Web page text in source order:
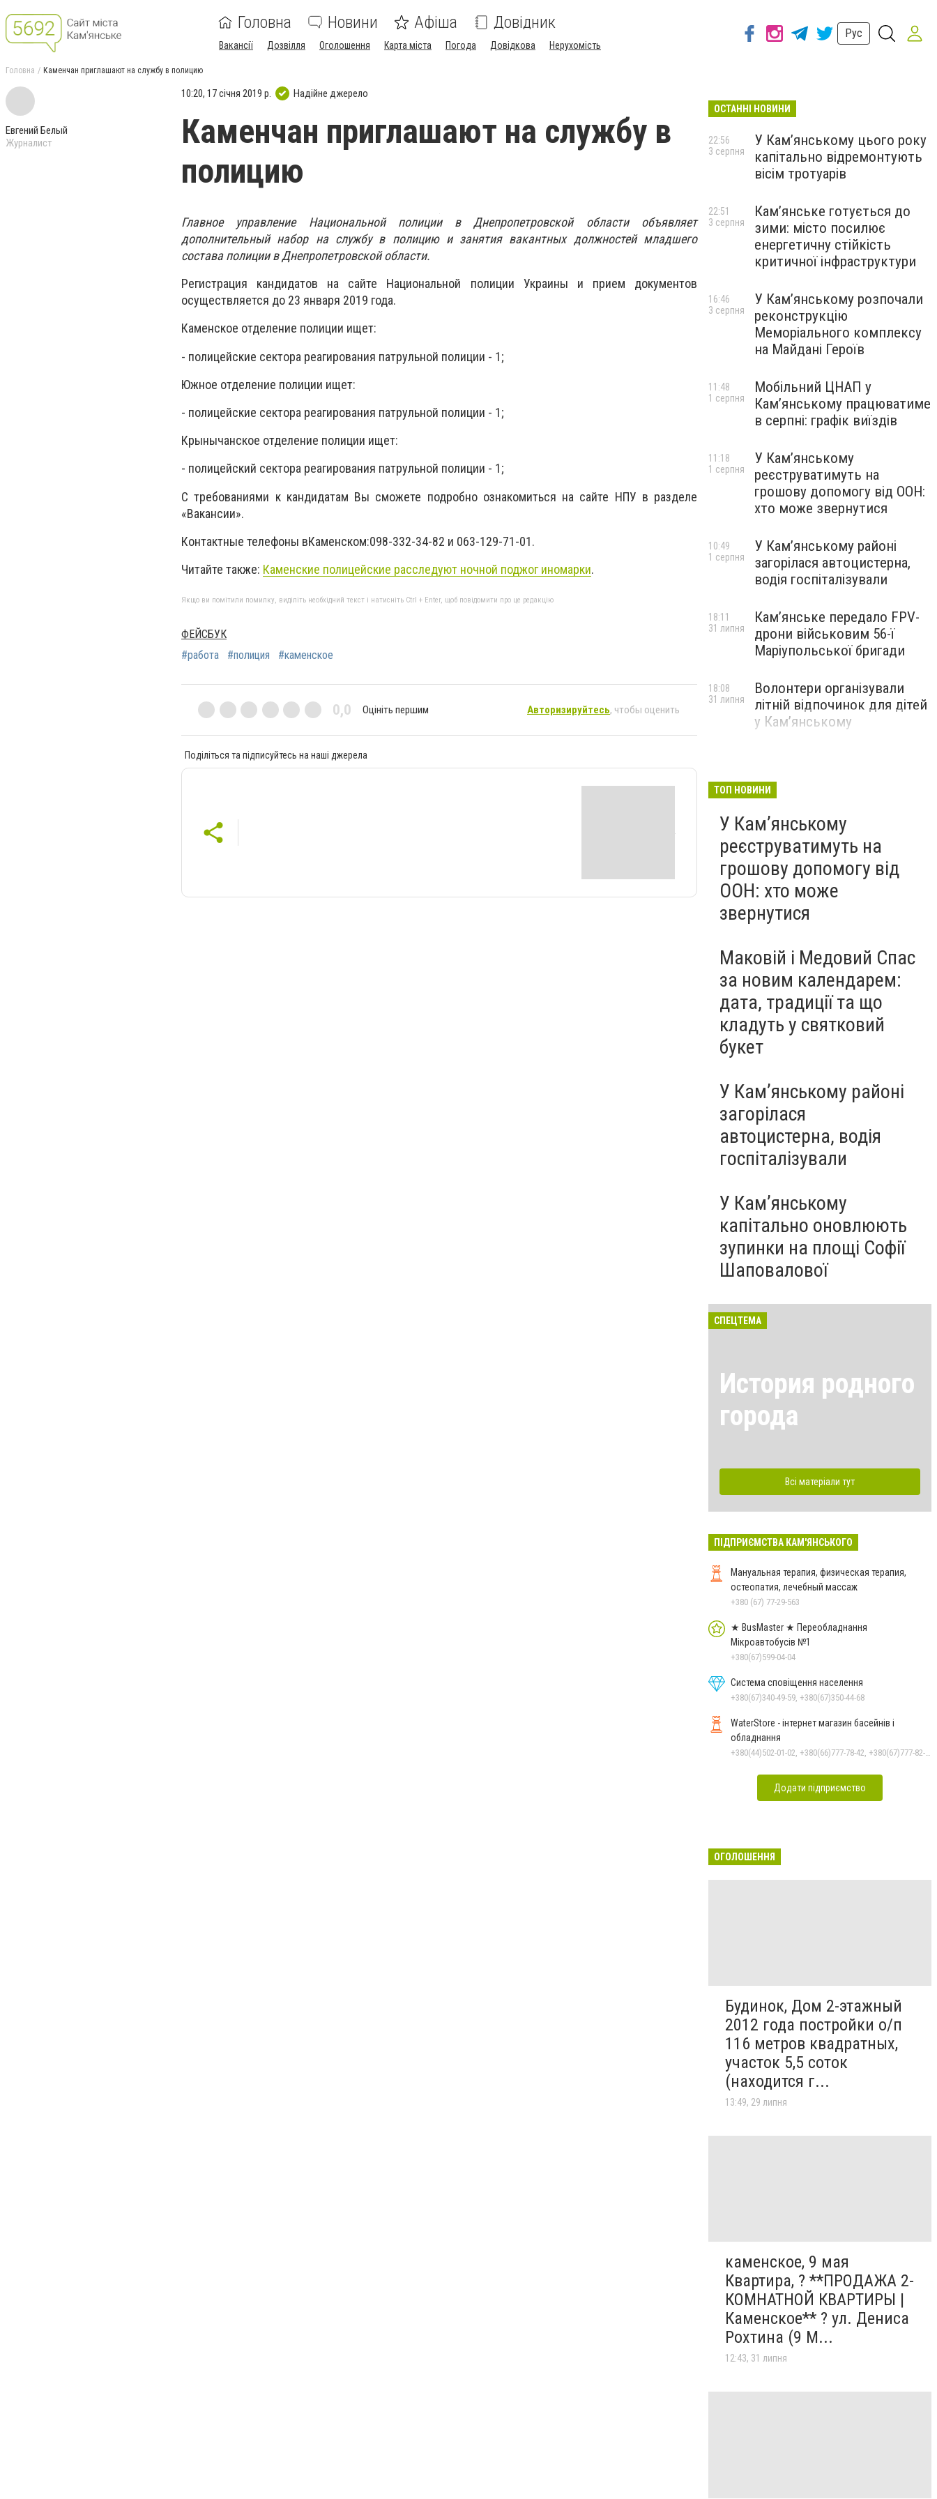
Головна Новини Афіша Довідник
Вакансії Дозвілля Оголошення Карта міста Погода Довідкова Нерухомість
Рус
Головна Каменчан приглашают на службу в полицию
Евгений Белый
Журналист
10:20, 17 січня 2019 р. Надійне джерело
Каменчан приглашают на службу в
полицию
Главное управление Национальной полиции в Днепропетровской области объявляет
дополнительный набор на службу в полицию и занятия вакантных должностей младшего
состава полиции в Днепропетровской области.
Регистрация кандидатов на сайте Национальной полиции Украины и прием документов
осуществляется до 23 января 2019 года.
Каменское отделение полиции ищет:
- полицейские сектора реагирования патрульной полиции - 1;
Южное отделение полиции ищет:
- полицейские сектора реагирования патрульной полиции - 1;
Крынычанское отделение полиции ищет:
- полицейский сектора реагирования патрульной полиции - 1;
С требованиями к кандидатам Вы сможете подробно ознакомиться на сайте НПУ в разделе
«Вакансии».
Контактные телефоны вКаменском:098-332-34-82 и 063-129-71-01.
Читайте также: Каменские полицейские расследуют ночной поджог иномарки.
Якщо ви помітили помилку, виділіть необхідний текст і натисніть Ctrl + Enter, щоб повідомити про це редакцію
ФЕЙСБУК
#работа
#полиция #каменское
0,0 Оцініть першим Авторизируйтесь, чтобы оценить
Поділіться та підписуйтесь на наші джерела
ОСТАННІ НОВИНИ
У Кам’янському цього року
капітально відремонтують
вісім тротуарів
22:56
3 серпня
Кам’янське готується до
зими: місто посилює
енергетичну стійкість
критичної інфраструктури
22:51
3 серпня
У Кам’янському розпочали
реконструкцію
Меморіального комплексу
на Майдані Героїв
16:46
3 серпня
Мобільний ЦНАП у
Кам’янському працюватиме
в серпні: графік виїздів
11:48
1 серпня
У Кам’янському
реєструватимуть на
грошову допомогу від ООН:
хто може звернутися
11:18
1 серпня
У Кам’янському районі
загорілася автоцистерна,
водія госпіталізували
10:49
1 серпня
Кам’янське передало FPV-
дрони військовим 56-ї
Маріупольської бригади
18:11
31 липня
Волонтери організували
літній відпочинок для дітей
у Кам’янському
18:08
31 липня
ТОП НОВИНИ
У Кам’янському
реєструватимуть на
грошову допомогу від
ООН: хто може
звернутися
Маковій і Медовий Спас
за новим календарем:
дата, традиції та що
кладуть у святковий
букет
У Кам’янському районі
загорілася
автоцистерна, водія
госпіталізували
У Кам’янському
капітально оновлюють
зупинки на площі Софії
Шаповалової
СПЕЦТЕМА
История родного
города
Всі матеріали тут
ПІДПРИЄМСТВА КАМ'ЯНСЬКОГО
Мануальная терапия, физическая терапия,
остеопатия, лечебный массаж
+380 (67) 77-29-563
★ BusMaster ★ Переобладнання
Мікроавтобусів №1
+380(67)599-04-04
Система сповіщення населення
+380(67)340-49-59, +380(67)350-44-68
WaterStore - інтернет магазин басейнів і
обладнання
Додати підприємство
ОГОЛОШЕННЯ
Будинок, Дом 2-этажный
2012 года постройки о/п
116 метров квадратных,
участок 5,5 соток
(находится г...
13:49, 29 липня
каменское, 9 мая
Квартира, ? **ПРОДАЖА 2-
КОМНАТНОЙ КВАРТИРЫ |
Каменское** ? ул. Дениса
Рохтина (9 М...
12:43, 31 липня